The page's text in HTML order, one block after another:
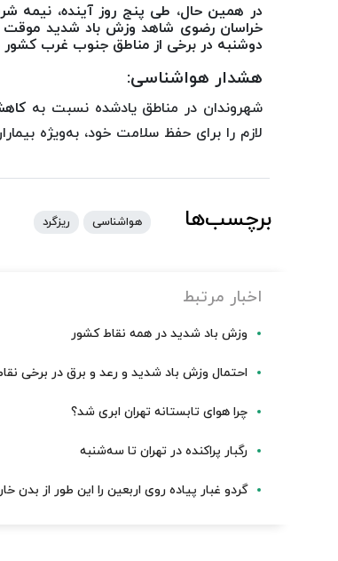
در همین حال، طی پنج روز آینده، نیمه
خراسان رضوی شاهد وزش باد شدید موقت
دوشنبه در برخی از مناطق جنوب غرب کشور
هشدار هواشناسی:
شهروندان در مناطق یادشده نسبت به
لازم را برای حفظ سلامت خود، به‌ویژه
برچسب‌ها هواشناسی ریزگرد
اخبار مرتبط
وزش باد شدید در همه نقاط کشور
احتمال وزش باد شدید و رعد و برق در برخی
چرا هوای تابستانه تهران ابری شد؟
رگبار پراکنده در تهران تا سه‌شنبه
گردو غبار پیاده روی اربعین را این طور از بدن